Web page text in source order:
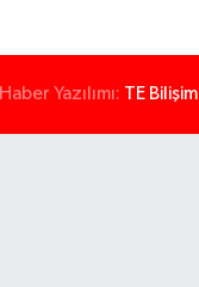
Haber Yazılımı: TE Bilişim